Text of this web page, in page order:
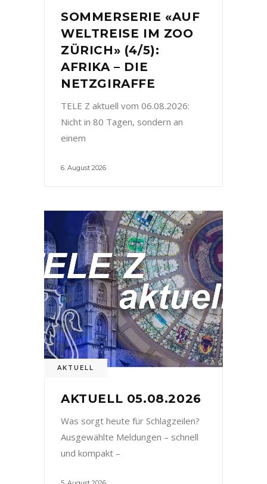
SOMMERSERIE «AUF
WELTREISE IM ZOO
ZÜRICH» (4/5):
AFRIKA – DIE
NETZGIRAFFE
TELE Z aktuell vom 06.08.2026:
Nicht in 80 Tagen, sondern an
einem
6. August 2026
AKTUELL
AKTUELL 05.08.2026
Was sorgt heute für Schlagzeilen?
Ausgewählte Meldungen – schnell
und kompakt –